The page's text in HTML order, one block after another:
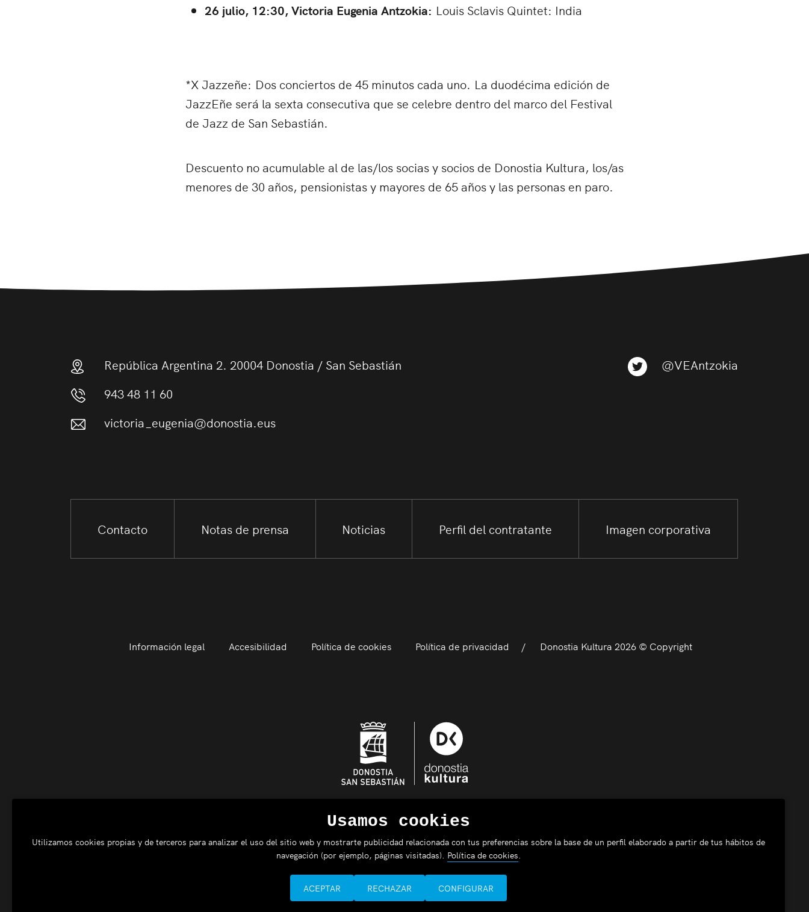
26 julio, 12:30, Victoria Eugenia Antzokia: Louis Sclavis Quintet: India
*X Jazzeñe: Dos conciertos de 45 minutos cada uno. La duodécima edición de
JazzEñe será la sexta consecutiva que se celebre dentro del marco del Festival
de Jazz de San Sebastián.
Descuento no acumulable al de las/los socias y socios de Donostia Kultura, los/as
menores de 30 años, pensionistas y mayores de 65 años y las personas en paro.
República Argentina 2. 20004 Donostia / San Sebastián
943 48 11 60
victoria_eugenia@donostia.eus
@VEAntzokia
Contacto Notas de prensa Noticias Perfil del contratante Imagen corporativa
Información legal Accesibilidad Política de cookies Política de privacidad Donostia Kultura 2026 © Copyright
Usamos cookies
Utilizamos cookies propias y de terceros para analizar el uso del sitio web y mostrarte publicidad relacionada con tus preferencias sobre la base de un perfil elaborado a partir de tus hábitos de
navegación (por ejemplo, páginas visitadas). Política de cookies.
CONFIGURAR
RECHAZAR
ACEPTAR